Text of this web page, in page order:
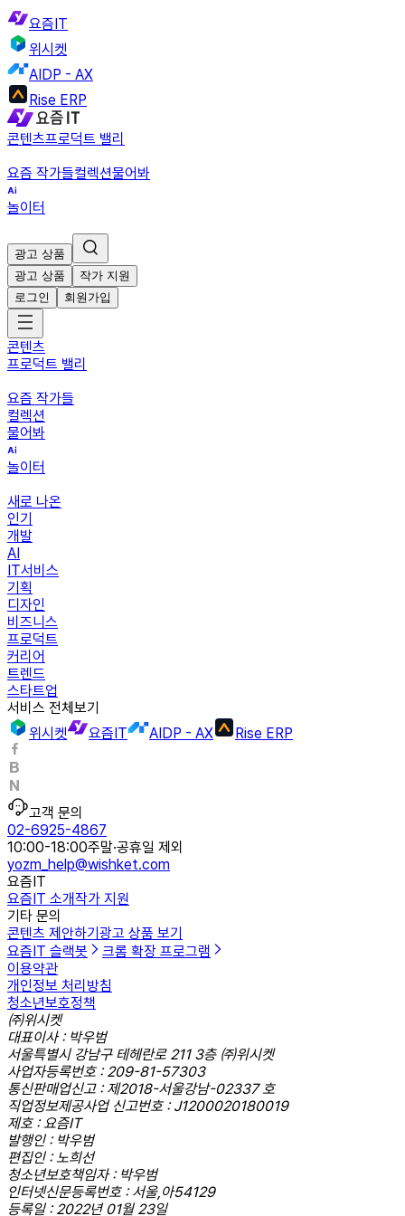
요즘IT
위시켓
AIDP - AX
Rise ERP
콘텐츠프로덕트 밸리
요즘 작가들컬렉션물어봐
놀이터
광고 상품
광고 상품
작가 지원
로그인
회원가입
콘텐츠
프로덕트 밸리
요즘 작가들
컬렉션
물어봐
놀이터
새로 나온
인기
개발
AI
IT서비스
기획
디자인
비즈니스
프로덕트
커리어
트렌드
스타트업
서비스 전체보기
위시켓
요즘IT AIDP - AX Rise ERP
고객 문의
02-6925-4867
10:00-18:00주말·공휴일 제외
yozm_help@wishket.com
요즘IT
요즘IT 소개작가 지원
기타 문의
콘텐츠 제안하기광고 상품 보기
요즘IT 슬랙봇
크롬 확장 프로그램
이용약관
개인정보 처리방침
청소년보호정책
㈜위시켓
대표이사 : 박우범
서울특별시 강남구 테헤란로 211 3층 ㈜위시켓
사업자등록번호 : 209-81-57303
통신판매업신고 : 제2018-서울강남-02337 호
직업정보제공사업 신고번호 : J1200020180019
제호 : 요즘IT
발행인 : 박우범
편집인 : 노희선
청소년보호책임자 : 박우범
인터넷신문등록번호 : 서울,아54129
등록일 : 2022년 01월 23일